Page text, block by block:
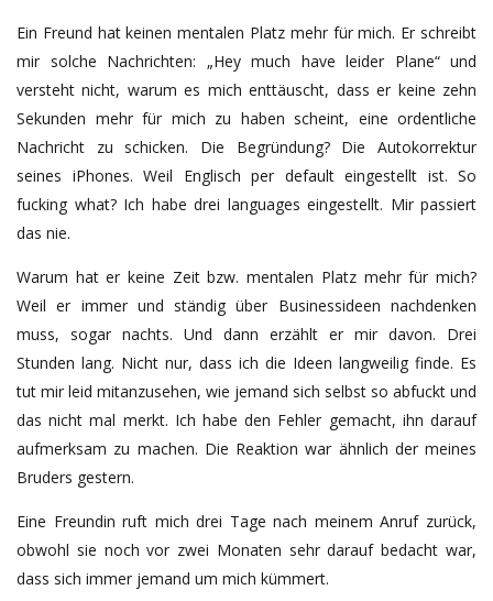
Ein Freund hat keinen mentalen Platz mehr für mich. Er schreibt
mir solche Nachrichten: „Hey much have leider Plane“ und
versteht nicht, warum es mich enttäuscht, dass er keine zehn
Sekunden mehr für mich zu haben scheint, eine ordentliche
Nachricht zu schicken. Die Begründung? Die Autokorrektur
seines iPhones. Weil Englisch per default eingestellt ist. So
fucking what? Ich habe drei languages eingestellt. Mir passiert
das nie.
Warum hat er keine Zeit bzw. mentalen Platz mehr für mich?
Weil er immer und ständig über Businessideen nachdenken
muss, sogar nachts. Und dann erzählt er mir davon. Drei
Stunden lang. Nicht nur, dass ich die Ideen langweilig finde. Es
tut mir leid mitanzusehen, wie jemand sich selbst so abfuckt und
das nicht mal merkt. Ich habe den Fehler gemacht, ihn darauf
aufmerksam zu machen. Die Reaktion war ähnlich der meines
Bruders gestern.
Eine Freundin ruft mich drei Tage nach meinem Anruf zurück,
obwohl sie noch vor zwei Monaten sehr darauf bedacht war,
dass sich immer jemand um mich kümmert.